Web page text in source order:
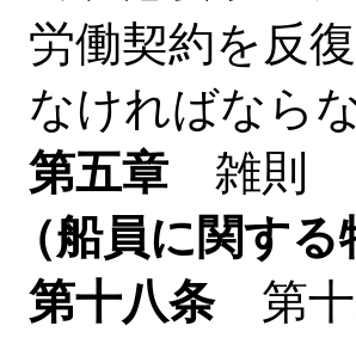
労働契約を反
なければならな
第五章 雑則
（船員に関する
第十八条第十